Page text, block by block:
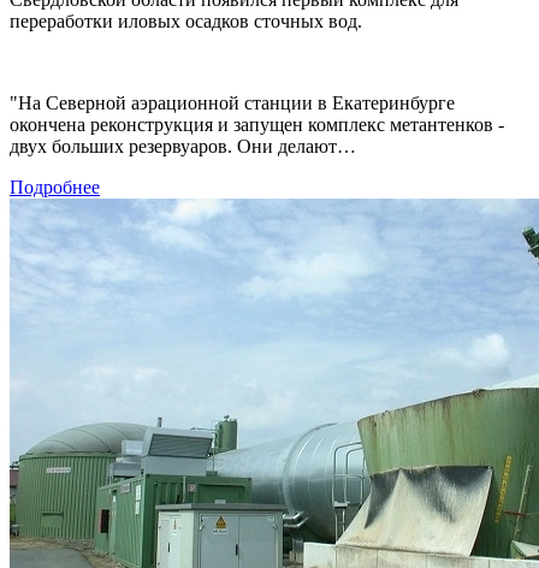
переработки иловых осадков сточных вод.
"На Северной аэрационной станции в Екатеринбурге
окончена реконструкция и запущен комплекс метантенков -
двух больших резервуаров. Они делают…
Подробнее